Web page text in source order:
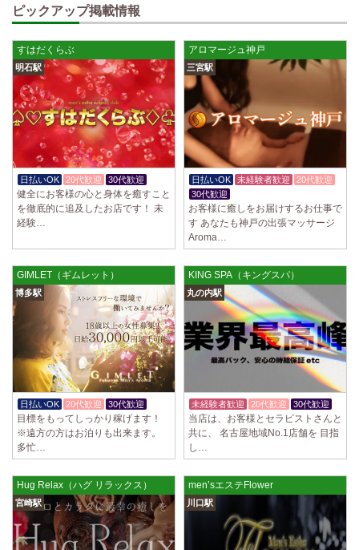
制服あり、ノルマ、罰金なし 高額報酬が稼げるだけでなく、高待遇や手
厚い福利厚生を完備しております！ぜひご活用ください♪ 指名…
2025/04/12[伏見駅]
sirena (シレーナ) 錦ルーム
制服あり、ノルマ、罰金なし 高額報酬が稼げるだけでなく、高待遇や手
厚い福利厚生を完備しております！ぜひご活用ください♪ 指名…
2025/04/09[藤が丘駅]
sirena (シレーナ) 名東ルーム
制服あり、ノルマ、罰金なし 高額報酬が稼げるだけでなく、高待遇や手
厚い福利厚生を完備しております！ぜひご活用ください♪ 指名…
2025/04/08[勝川駅]
Cat’s (キャッツ)
2025/04/05[日本橋駅]
Aroma de Banana (あろばな)
オープンにつきセラピスト大募集！！ 求人探しに苦労されている貴方様
に朗報です！ 当店では講習制度を徹底しています。 セクハラ…
2025/04/04 [吉祥寺駅]
LoveCHU (ラブチュ) 吉祥寺ルーム
やる気のあるセラピスト大募集！ 「本気で稼ぎたい！」「もっと人気セ
ラピストになりたい！」 そんなあなたを全力でサポートします…
2025/04/04
やる気のあるセラピスト大募集！ 「本気で稼ぎたい！」「もっと人気セ
ラピストになりたい！」 そんなあなたを全力でサポートします…
2025/04/02[千歳烏山駅]
LoveCHU (ラブチュ) 千歳烏山ルーム
ピックアップ掲載情報
すはだくらぶ
明石駅
日払いOK 20代歓迎 30代歓迎
健全にお客様の心と身体を癒すこと
を徹底的に追及したお店です！ 未
経験…
アロマージュ神戸
三宮駅
日払いOK 未経験者歓迎
20代歓迎
30代歓迎
お客様に癒しをお届けするお仕事で
す あなたも神戸の出張マッサージ
Aroma…
GIMLET（ギムレット）
博多駅
日払いOK 20代歓迎 30代歓迎
目標をもってしっかり稼げます！
※遠方の方はお泊りも出来ます。
多忙…
KING SPA（キングスパ）
丸の内駅
未経験者歓迎 20代歓迎 30代歓迎
当店は、お客様とセラピストさんと
共に、 名古屋地域No.1店舗を 目指
し…
Hug Relax（ハグ リラックス）
宮崎駅
men’sエステFlower
川口駅